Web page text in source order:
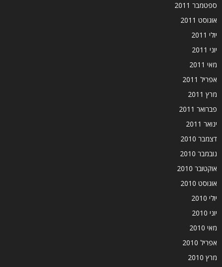
ספטמבר 2011
אוגוסט 2011
יולי 2011
יוני 2011
מאי 2011
אפריל 2011
מרץ 2011
פברואר 2011
ינואר 2011
דצמבר 2010
נובמבר 2010
אוקטובר 2010
אוגוסט 2010
יולי 2010
יוני 2010
מאי 2010
אפריל 2010
מרץ 2010